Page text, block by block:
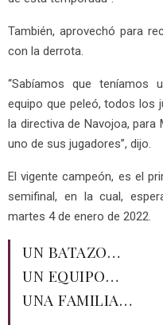
También, aprovechó para
con la derrota.
“Sabíamos que teníamos
equipo que peleó, todos los
la directiva de Navojoa,
uno de sus jugadores”, dijo.
El vigente campeón, es el
semifinal, en la cual,
martes 4 de enero de 2022.
UN BATAZO…
UN EQUIPO…
UNA FAMILIA…